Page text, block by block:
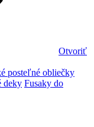
Otvoriť
posteľné obliečky
deky Fusaky do